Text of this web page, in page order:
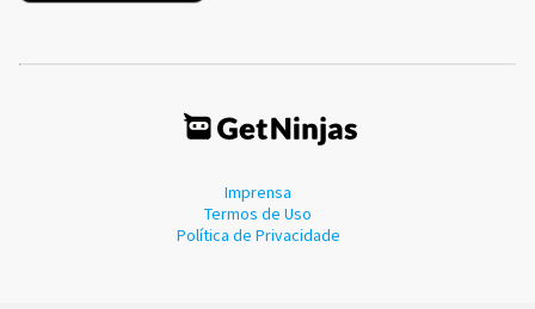
Imprensa
Termos de Uso
Política de Privacidade